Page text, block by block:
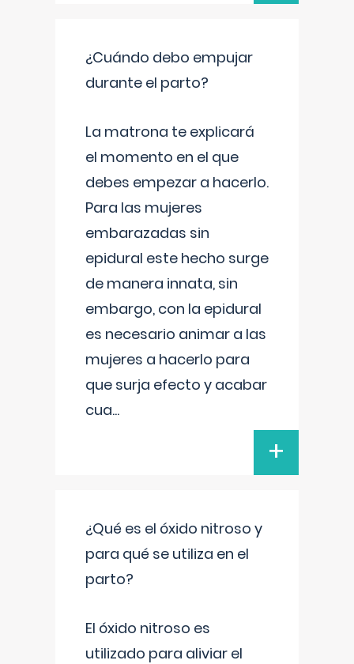
¿Cuándo debo empujar
durante el parto?
La matrona te explicará
el momento en el que
debes empezar a hacerlo.
Para las mujeres
embarazadas sin
epidural este hecho surge
de manera innata, sin
embargo, con la epidural
es necesario animar a las
mujeres a hacerlo para
que surja efecto y acabar
cua...
+
¿Qué es el óxido nitroso y
para qué se utiliza en el
parto?
El óxido nitroso es
utilizado para aliviar el